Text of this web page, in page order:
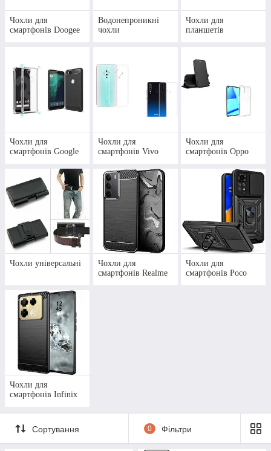
Чохол книжка з магнітом для
HUAWEI HONOR 8X
Різні кольори, стильний дизайн, ідеальна
відповідність смартфону. Кишені для банківських
карток.
Чохли для
смартфонів Doogee
Водонепроникні
чохли
Чохли для
планшетів
Чохли для
смартфонів Google
Чохли для
смартфонів Vivo
Чохли для
смартфонів Oppo
Чохли універсальні
Чохли для
смартфонів Realme
Чохли для
смартфонів Poco
Чохли для
смартфонів Infinix
Сортування 0 Фільтри